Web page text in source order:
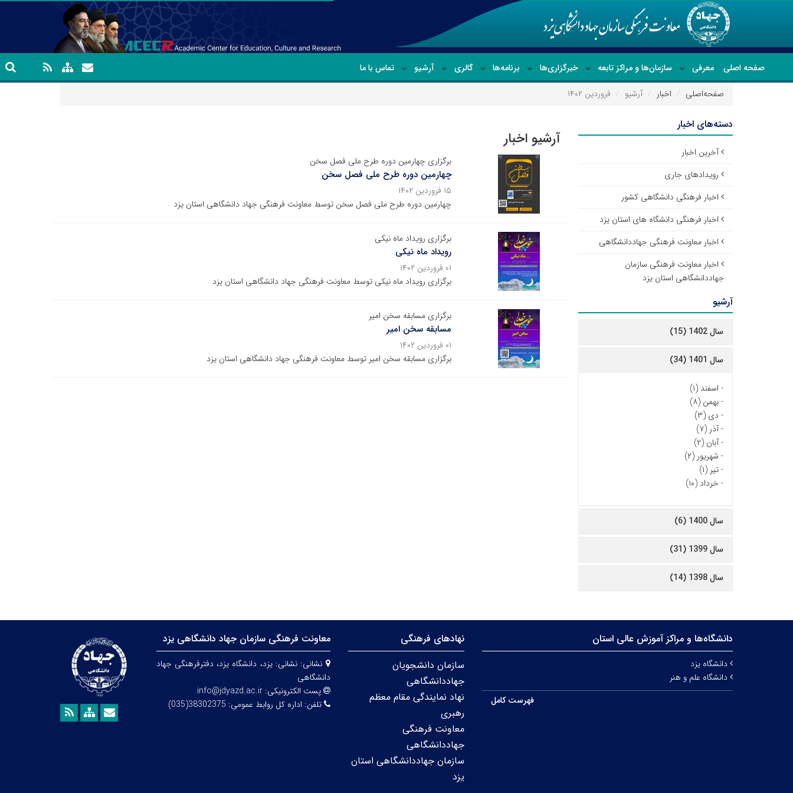
صفحه اصلی معرفی سازمان‌ها و مراکز تابعه خبرگزاری‌ها برنامه‌ها گالری آرشیو
تماس با ما
صفحه‌اصلی
اخبار آرشیو فروردین ۱۴۰۲
آرشیو اخبار
برگزاری چهارمین دوره طرح ملی فصل سخن
چهارمین دوره طرح ملی فصل سخن
۱۵ فروردین ۱۴۰۲
چهارمین دوره طرح ملی فصل سخن توسط معاونت فرهنگی جهاد دانشگاهی استان یزد
برگزاری رویداد ماه نیکی
رویداد ماه نیکی
۰۱ فروردین ۱۴۰۲
برگزاری رویداد ماه نیکی توسط معاونت فرهنگی جهاد دانشگاهی استان یزد
برگزاری مسابقه سخن امیر
مسابقه سخن امیر
۰۱ فروردین ۱۴۰۲
برگزاری مسابقه سخن امیر توسط معاونت فرهنگی جهاد دانشگاهی استان یزد
دسته‌های اخبار
آخرین اخبار
رویدادهای جاری
اخبار فرهنگی دانشگاهی کشور
اخبار فرهنگی دانشگاه های استان یزد
اخبار معاونت فرهنگی جهاددانشگاهی
اخبار معاونت فرهنگی سازمان
جهاددانشگاهی استان یزد
آرشیو
سال 1402 (15)
سال 1401 (34)
- اسفند (۱)
-بهمن (۸)
- دی (۳)
-آذر (۷)
-آبان (۲)
- شهریور (۲)
-تیر (۱)
- خرداد (۱۰)
سال 1400 (6)
سال 1399 (31)
سال 1398 (14)
دانشگاه‌ها و مراکز آموزش عالی استان
دانشگاه یزد
دانشگاه علم و هنر
فهرست کامل
نهادهای فرهنگی
سازمان دانشجویان
جهاددانشگاهی
نهاد نمایندگی مقام معظم
رهبری
معاونت فرهنگی
جهاددانشگاهی
سازمان جهاددانشگاهی استان
یزد
معاونت فرهنگی سازمان جهاد دانشگاهی یزد
نشانی:نشانی: یزد، دانشگاه یزد، دفترفرهنگی جهاد
دانشگاهی
پست الکترونیکی:info@jdyazd.ac.ir
تلفن: اداره کل روابط عمومی: 38302375(035)